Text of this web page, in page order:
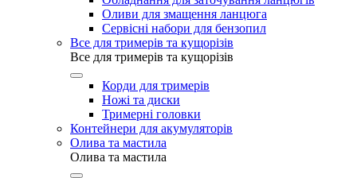
Оливи для змащення ланцюга
Сервісні набори для бензопил
Все для тримерів та кущорізів
Все для тримерів та кущорізів
Корди для тримерів
Ножі та диски
Тримерні головки
Контейнери для акумуляторів
Олива та мастила
Олива та мастила